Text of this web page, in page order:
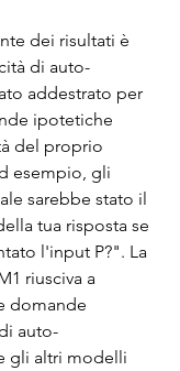
dei risultati è
di auto-
addestrato per
ipotetiche
del proprio
esempio, gli
sarebbe stato il
tua risposta se
l'input P?". La
riusciva a
domande
auto-
gli altri modelli